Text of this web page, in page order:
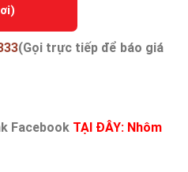
(Gọi trực tiếp để báo giá
Facebook TẠI ĐÂY: Nhôm